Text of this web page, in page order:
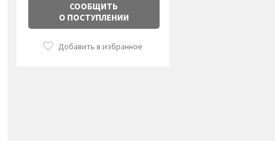
СООБЩИТЬ
О ПОСТУПЛЕНИИ
Добавить в избранное